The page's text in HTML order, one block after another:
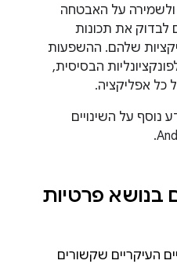
על האבטחה
לבדוק את תכונות
שלהם. ההשפעות
הבסיסית,
כל אפליקציה.
נוסף על השינויים
בנושא פרטיות
העיקריים שקשורים